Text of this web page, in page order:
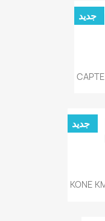
جديد
KONE
جديد